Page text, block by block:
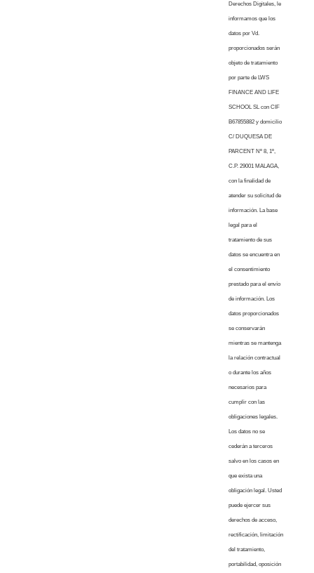
Derechos Digitales, le
informamos que los
datos por Vd.
proporcionados serán
objeto de tratamiento
por parte de LWS
FINANCE AND LIFE
SCHOOL SL con CIF
B67855882 y domicilio
C/ DUQUESA DE
PARCENT Nº 8, 1º,
C.P. 29001 MALAGA,
con la finalidad de
atender su solicitud de
información. La base
legal para el
tratamiento de sus
datos se encuentra en
el consentimiento
prestado para el envío
de información. Los
datos proporcionados
se conservarán
mientras se mantenga
la relación contractual
o durante los años
necesarios para
cumplir con las
obligaciones legales.
Los datos no se
cederán a terceros
salvo en los casos en
que exista una
obligación legal. Usted
puede ejercer sus
derechos de acceso,
rectificación, limitación
del tratamiento,
portabilidad, oposición